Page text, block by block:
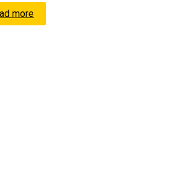
more